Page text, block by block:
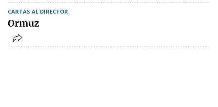
CARTAS AL DIRECTOR
Ormuz